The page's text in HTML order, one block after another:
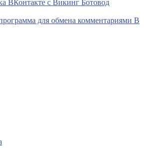
ВКонтакте с Викинг Ботовод
для обмена комментариями В